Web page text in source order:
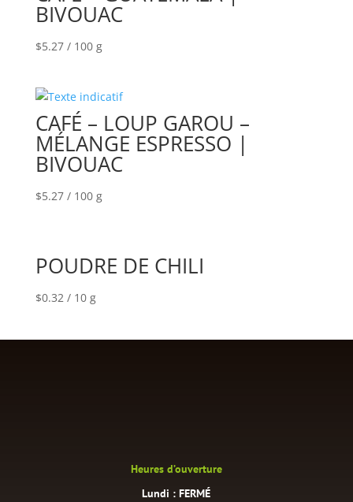
BIVOUAC
$5.27 / 100 g
CAFÉ – LOUP GAROU –
MÉLANGE ESPRESSO |
BIVOUAC
$5.27 / 100 g
POUDRE DE CHILI
$0.32 / 10 g
Heures d’ouverture
Lundi : FERMÉ